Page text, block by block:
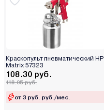
Краскопульт пневматический HP
Matrix 57323
108.30 руб.
118.05 руб.
от 3 руб. руб./мес.